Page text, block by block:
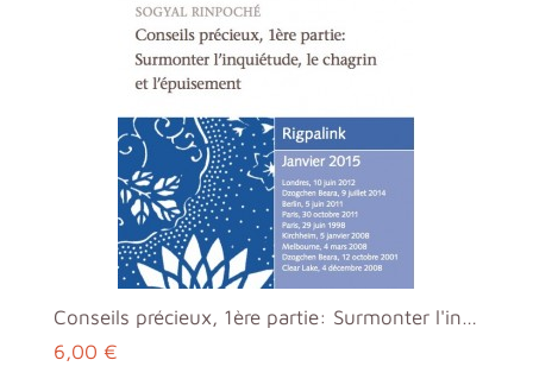
Conseils précieux, 1ère partie: Surmonter l'inquié...
6,00 €